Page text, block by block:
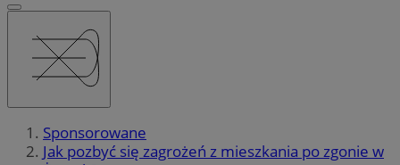
Sponsorowane
Jak pozbyć się zagrożeń z mieszkania po zgonie w